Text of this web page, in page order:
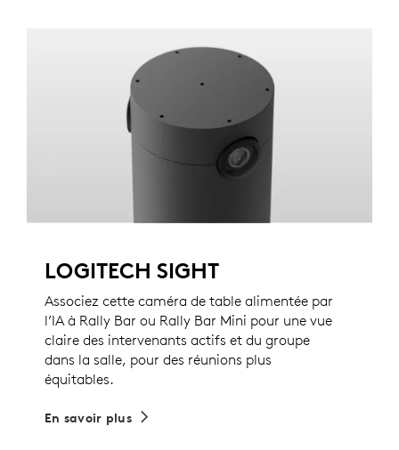
LOGITECH SIGHT
Associez cette caméra de table alimentée par
l’IA à Rally Bar ou Rally Bar Mini pour une vue
claire des intervenants actifs et du groupe
dans la salle, pour des réunions plus
équitables.
En savoir plus